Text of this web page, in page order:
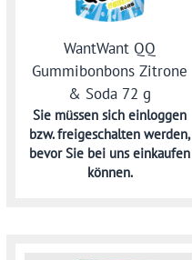
WantWant QQ
Gummibonbons Zitrone
& Soda 72 g
Sie müssen sicheinloggen
bzw. freigeschalten werden,
bevor Sie bei uns einkaufen
können.